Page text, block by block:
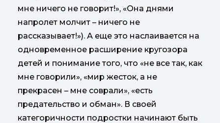
мне ничего не говорит!», «Она днями
напролет молчит – ничего не
рассказывает!»). А еще это наслаивается на
одновременное расширение кругозора
детей и понимание того, что «не все так, как
мне говорили», «мир жесток, а не
прекрасен – мне соврали», «есть
предательство и обман». В своей
категоричности подростки начинают быть